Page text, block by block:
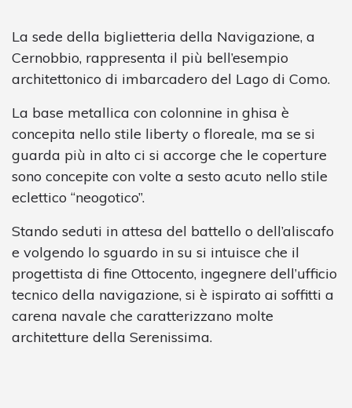
La sede della biglietteria della Navigazione, a
Cernobbio, rappresenta il più bell’esempio
architettonico di imbarcadero del Lago di Como.
La base metallica con colonnine in ghisa è
concepita nello stile liberty o floreale, ma se si
guarda più in alto ci si accorge che le coperture
sono concepite con volte a sesto acuto nello stile
eclettico “neogotico”.
Stando seduti in attesa del battello o dell’aliscafo
e volgendo lo sguardo in su si intuisce che il
progettista di fine Ottocento, ingegnere dell’ufficio
tecnico della navigazione, si è ispirato ai soffitti a
carena navale che caratterizzano molte
architetture della Serenissima.